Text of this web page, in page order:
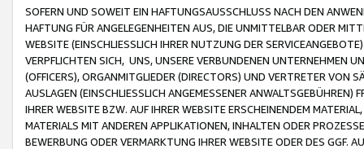
SOFERN UND SOWEIT EIN HAFTUNGSAUSSCHLUSS NACH DEN
HAFTUNG FÜR ANGELEGENHEITEN AUS, DIE UNMITTELBAR ODER
WEBSITE (EINSCHLIESSLICH IHRER NUTZUNG DER
VERPFLICHTEN SICH, UNS, UNSERE VERBUNDENEN UNTERNEHMEN
(OFFICERS), ORGANMITGLIEDER (DIRECTORS) UND VERTRETER VON
AUSLAGEN (EINSCHLIESSLICH ANGEMESSENER
IHRER WEBSITE BZW. AUF IHRER WEBSITE ERSCHEINENDEM
MATERIALS MIT ANDEREN APPLIKATIONEN, INHALTEN ODER
BEWERBUNG ODER VERMARKTUNG IHRER WEBSITE ODER DES GGF.